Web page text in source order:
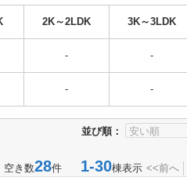
2K～2LDK 3K～3LDK
- -
- -
並び順：
き数28件 1-30棟表示 <<前へ